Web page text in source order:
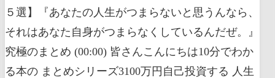
５選】『あなたの人生がつまらないと思うんなら、
それはあなた自身がつまらなくしているんだぜ。』
究極のまとめ (00:00) 皆さんこんにちは10分でわか
る本の まとめシリーズ3100万円自己投資する 人生